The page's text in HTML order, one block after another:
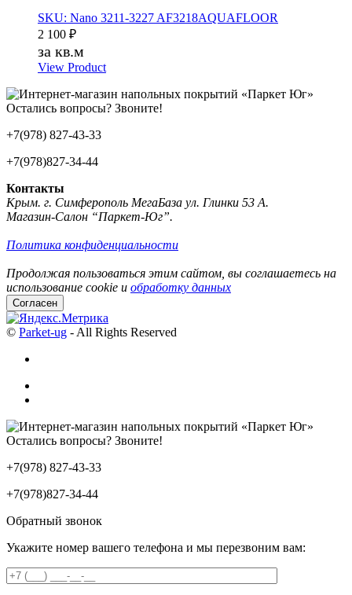
SKU: Nano 3211-3227 AF3218AQUAFLOOR
2 100 ₽
за кв.м
View Product
Остались вопросы? Звоните!
+7(978) 827-43-33
+7(978)827-34-44
Контакты
Крым. г. Симферополь МегаБаза ул. Глинки 53 А.
Магазин-Салон “Паркет-Юг”.
Политика конфиденциальности
Продолжая пользоваться этим сайтом, вы соглашаетесь на
использование cookie и обработку данных
Согласен
© Parket-ug - All Rights Reserved
Остались вопросы? Звоните!
+7(978) 827-43-33
+7(978)827-34-44
Обратный звонок
Укажите номер вашего телефона и мы перезвоним вам: